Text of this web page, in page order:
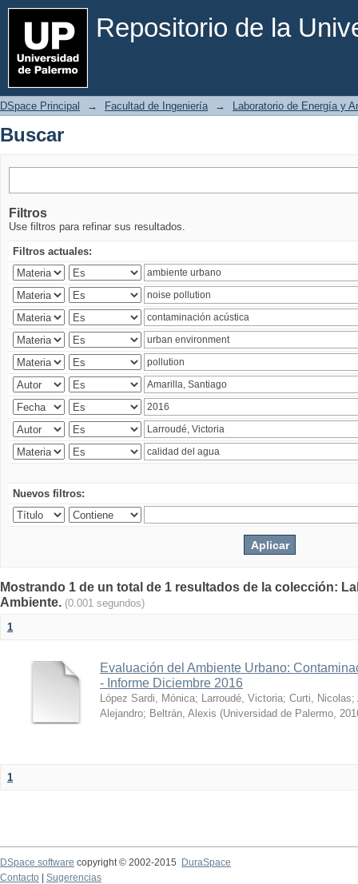
Repositorio de la
Buscar
DSpace Principal → Facultad de Ingeniería → Laboratorio de Energía y
Buscar
Filtros
Use filtros para refinar sus resultados.
Filtros actuales:
Nuevos filtros:
Mostrando 1 de un total de 1 resultados de la colección:
Ambiente. (0.001 segundos)
1
Evaluación del Ambiente Urbano:
- Informe Diciembre 2016
López Sardi, Mónica; Larroudé, Victoria; Curti, Nicolas;
Alejandro; Beltrán, Alexis (Universidad de Palermo,
1
DSpace software copyright © 2002-2015
DuraSpace
Contacto
Sugerencias